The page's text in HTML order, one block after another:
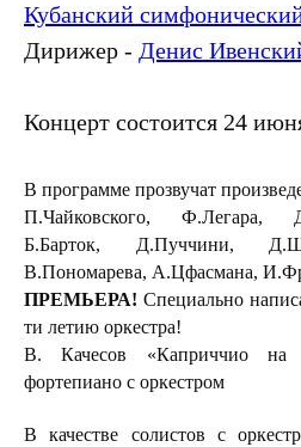
Кубанский
Дирижер - Денис
Концерт состоится 24
В программе прозвучат
П.Чайковского, Ф.Легара,
Б.Барток, Д.Пуччини,
В.Пономарева, А.Цфасмана,
ПРЕМЬЕРА! Специально
ти летию оркестра!
В. Качесов «Каприччио на
фортепиано с оркестром
В качестве солистов с